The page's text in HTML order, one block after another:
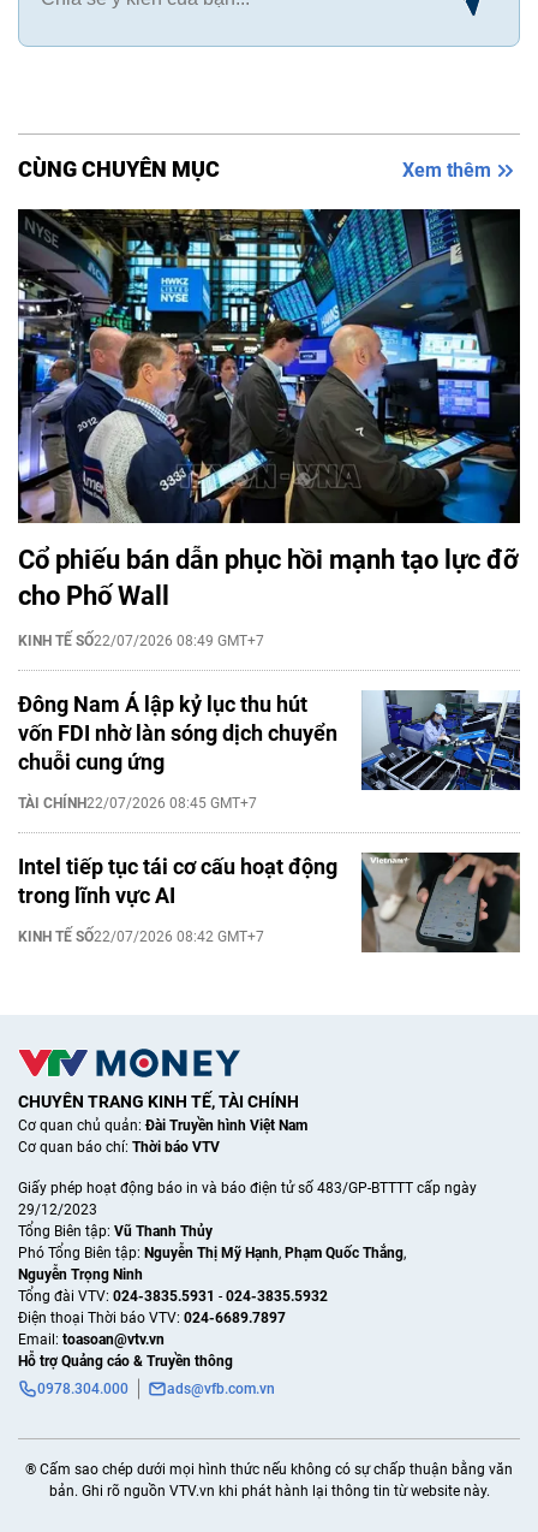
CÙNG CHUYÊN MỤC Xem thêm
Cổ phiếu bán dẫn phục hồi mạnh tạo lực đỡ
cho Phố Wall
KINH TẾ SỐ22/07/2026 08:49 GMT+7
Đông Nam Á lập kỷ lục thu hút
vốn FDI nhờ làn sóng dịch chuyển
chuỗi cung ứng
TÀI CHÍNH22/07/2026 08:45 GMT+7
Intel tiếp tục tái cơ cấu hoạt động
trong lĩnh vực AI
KINH TẾ SỐ22/07/2026 08:42 GMT+7
CHUYÊN TRANG KINH TẾ, TÀI CHÍNH
Cơ quan chủ quản:Đài Truyền hình Việt Nam
Cơ quan báo chí: Thời báo VTV
Giấy phép hoạt động báo in và báo điện tử số 483/GP-BTTTT cấp ngày
29/12/2023
Tổng Biên tập: Vũ Thanh Thủy
Phó Tổng Biên tập: Nguyễn Thị Mỹ Hạnh, Phạm Quốc Thắng,
Nguyễn Trọng Ninh
Tổng đài VTV: 024-3835.5931 - 024-3835.5932
Ðiện thoại Thời báo VTV: 024-6689.7897
Email: toasoan@vtv.vn
Hỗ trợ Quảng cáo & Truyền thông
0978.304.000
ads@vfb.com.vn
® Cấm sao chép dưới mọi hình thức nếu không có sự chấp thuận bằng văn
bản. Ghi rõ nguồn VTV.vn khi phát hành lại thông tin từ website này.